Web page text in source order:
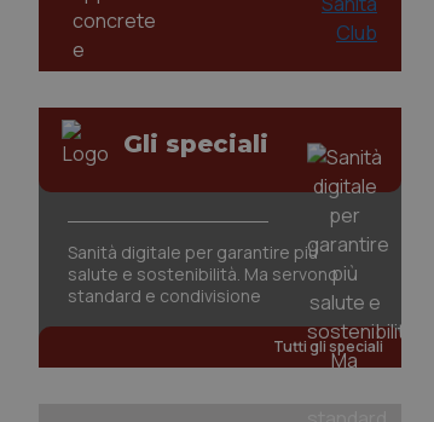
Gli speciali
Sanità digitale per garantire più
salute e sostenibilità. Ma servono
standard e condivisione
Tutti gli speciali